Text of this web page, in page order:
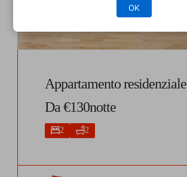
Appartamento residenziale
Da €130notte
2 2
OK